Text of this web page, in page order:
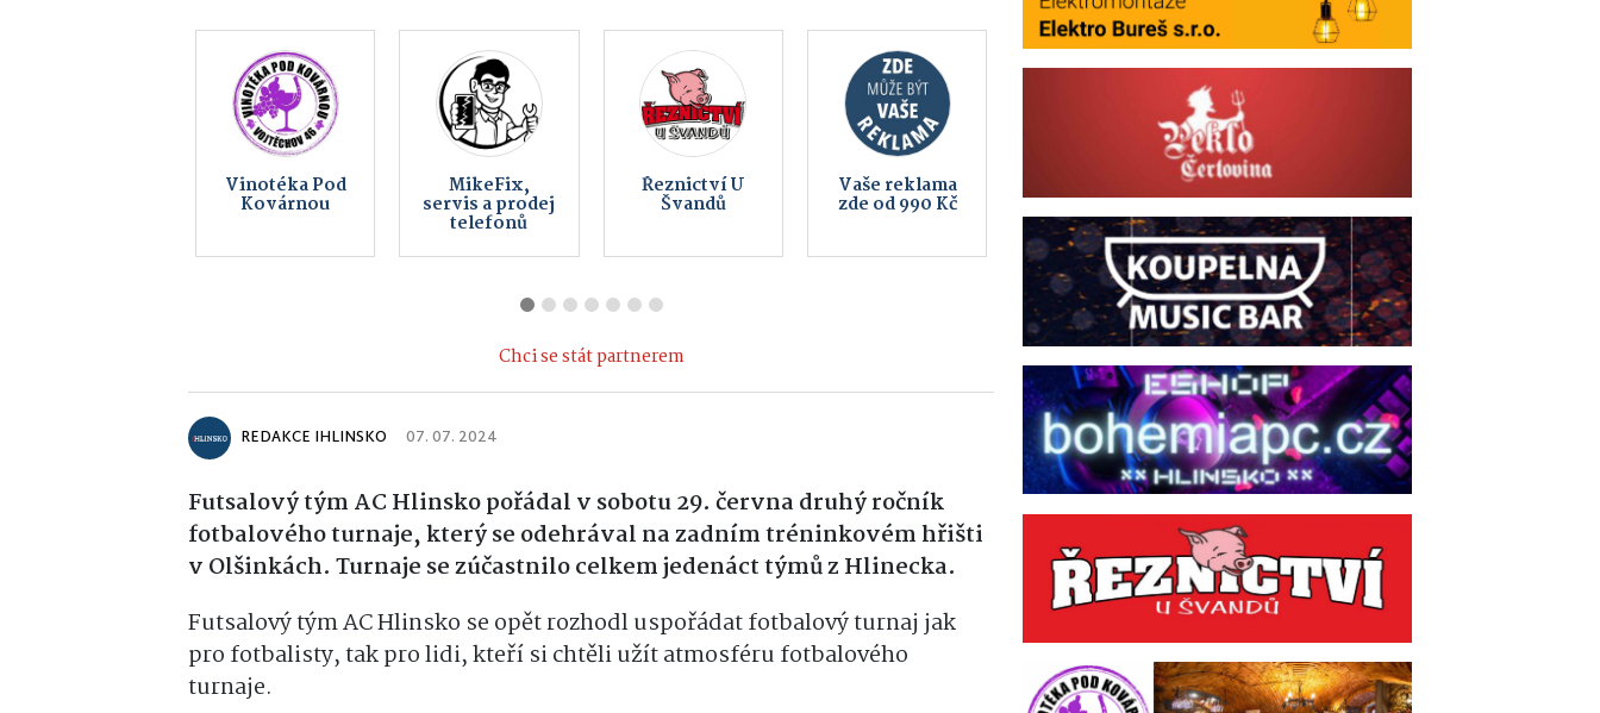
Backer Elektro
CZ a.s., Backer
Peklo
Čertovina
EDERA Group
a.s.
Obec
Kameničky
Chci se stát partnerem
REDAKCE IHLINSKO 07. 07. 2024
Futsalový tým AC Hlinsko pořádal v sobotu 29. června druhý ročník
fotbalového turnaje, který se odehrával na zadním tréninkovém hřišti
v Olšinkách. Turnaje se zúčastnilo celkem jedenáct týmů z Hlinecka.
Futsalový tým AC Hlinsko se opět rozhodl uspořádat fotbalový turnaj jak
pro fotbalisty, tak pro lidi, kteří si chtěli užít atmosféru fotbalového
turnaje.